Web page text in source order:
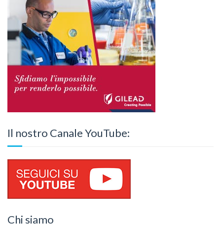
Il nostro Canale YouTube:
Chi siamo